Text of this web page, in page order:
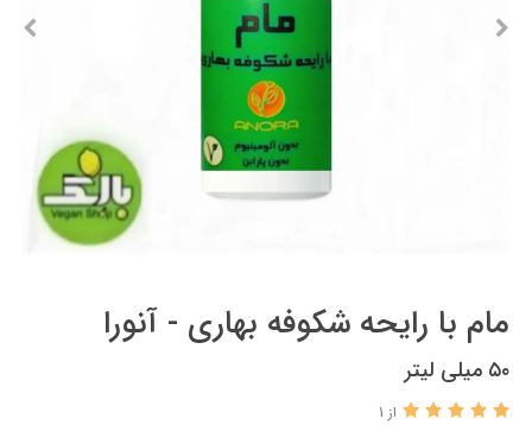
مام با رایحه شکوفه بهاری - آنورا
۵۰ میلی لیتر
از 1